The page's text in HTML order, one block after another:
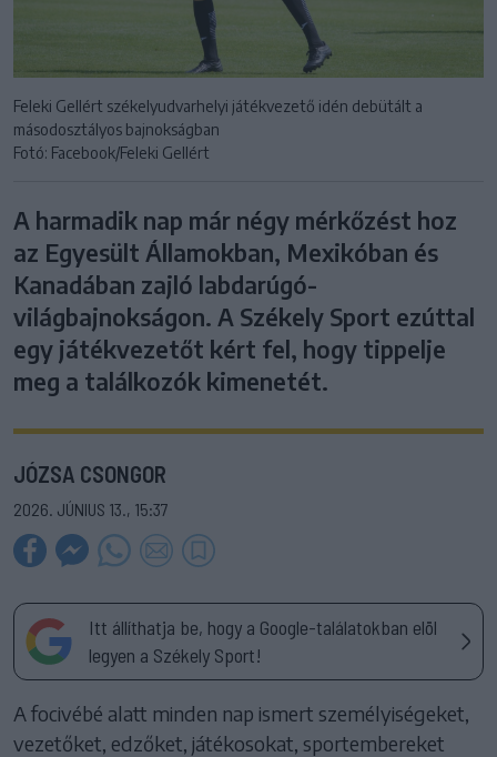
Feleki Gellért székelyudvarhelyi játékvezető idén debütált a
másodosztályos bajnokságban
Fotó: Facebook/Feleki Gellért
A harmadik nap már négy mérkőzést hoz
az Egyesült Államokban, Mexikóban és
Kanadában zajló labdarúgó-
világbajnokságon. A Székely Sport ezúttal
egy játékvezetőt kért fel, hogy tippelje
meg a találkozók kimenetét.
JÓZSA CSONGOR
2026. JÚNIUS 13., 15:37
Itt állíthatja be, hogy a Google-találatokban elöl
legyen a Székely Sport!
A focivébé alatt minden nap ismert személyiségeket,
vezetőket, edzőket, játékosokat, sportembereket